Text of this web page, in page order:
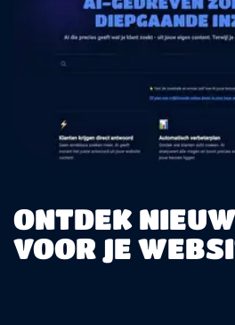
ONTDEK
VOOR JE